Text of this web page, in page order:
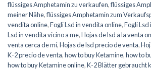
flüssiges Amphetamin zu verkaufen,flüssiges
meiner Nähe,flüssiges Amphetamin zum
vendita online,Fogli Lsd in vendita online,Fogli
Lsd in vendita vicino a me,Hojas de lsd a la venta
venta cerca de mí,Hojas de lsd precio de venta,
K-2 precio de venta,how to buy Ketamine,how to
how to buy Ketamine online,K-2 Blätter gebraucht